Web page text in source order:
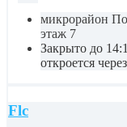
микрорайон
этаж 7
Закрыто до
откроется
Flc